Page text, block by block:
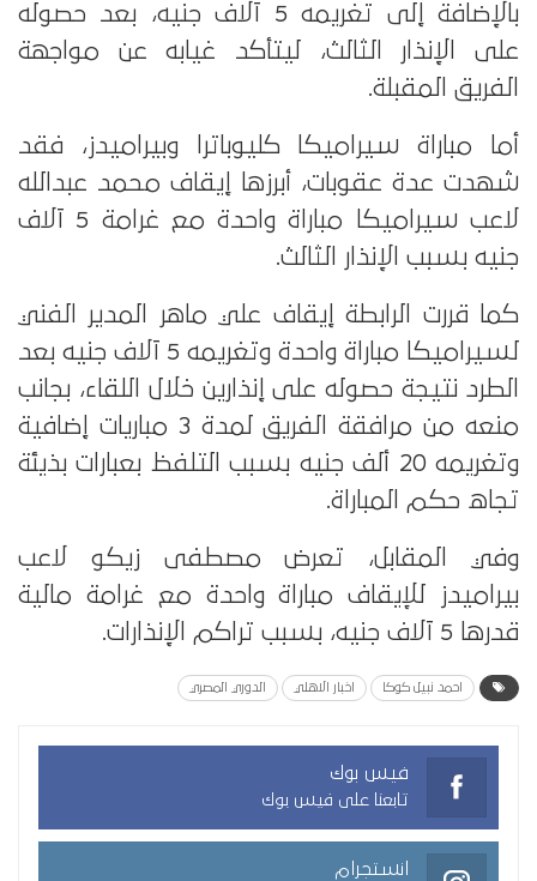
بالإضافة إلى تغريمه 5 آلاف جنيه، بعد حصوله
على الإنذار الثالث، ليتأكد غيابه عن مواجهة
الفريق المقبلة.
أما مباراة سيراميكا كليوباترا وبيراميدز، فقد
شهدت عدة عقوبات، أبرزها إيقاف محمد عبدالله
لاعب سيراميكا مباراة واحدة مع غرامة 5 آلاف
جنيه بسبب الإنذار الثالث.
كما قررت الرابطة إيقاف علي ماهر المدير الفني
لسيراميكا مباراة واحدة وتغريمه 5 آلاف جنيه بعد
الطرد نتيجة حصوله على إنذارين خلال اللقاء، بجانب
منعه من مرافقة الفريق لمدة 3 مباريات إضافية
وتغريمه 20 ألف جنيه بسبب التلفظ بعبارات بذيئة
تجاه حكم المباراة.
وفي المقابل، تعرض مصطفى زيكو لاعب
بيراميدز للإيقاف مباراة واحدة مع غرامة مالية
قدرها 5 آلاف جنيه، بسبب تراكم الإنذارات.
احمد نبيل كوكا اخبار الاهلي الدوري المصري
فيس بوك
تابعنا على فيس بوك
انستجرام